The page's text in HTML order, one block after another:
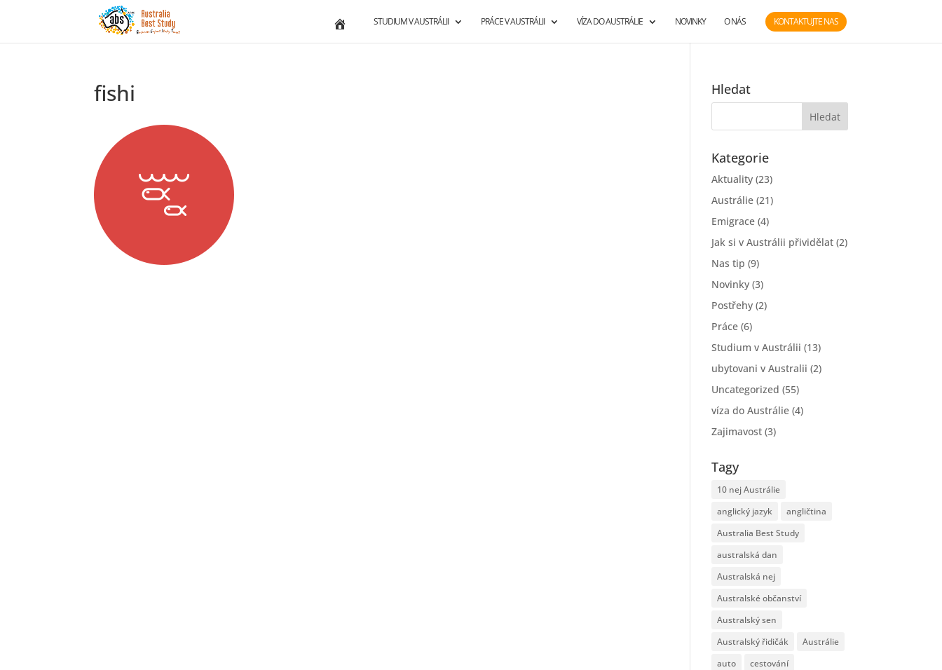
STUDIUM V AUSTRÁLII PRÁCE V AUSTRÁLII VÍZA DO AUSTRÁLIE NOVINKY O NÁS KONTAKTUJTE NAS
fishi Hledat
Kategorie
Aktuality (23)
Austrálie (21)
Emigrace (4)
Jak si v Austrálii přividělat (2)
Nas tip (9)
Novinky (3)
Postřehy (2)
Práce (6)
Studium v Austrálii (13)
ubytovani v Australii (2)
Uncategorized (55)
víza do Austrálie (4)
Zajimavost (3)
Tagy
10 nej Austrálie
anglický jazyk
angličtina
Australia Best Study
australská dan
Australská nej
Australské občanství
Australský sen
Australský řidičák
Austrálie
auto
cestování